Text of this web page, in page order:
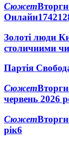
Сюжет
Онлайн1742
Золоті люди
столичними
Партія
Сюжет
червень 2026
Сюжет
рік6